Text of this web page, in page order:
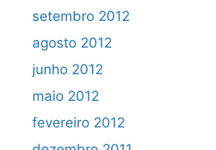
setembro 2012
agosto 2012
junho 2012
maio 2012
fevereiro 2012